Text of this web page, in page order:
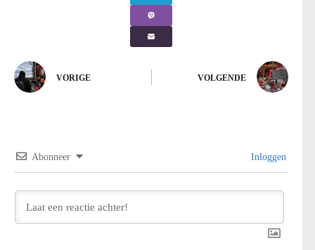
VORIGE VOLGENDE
Abonneer Inloggen